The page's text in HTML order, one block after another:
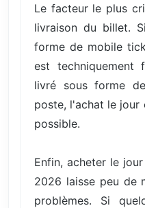
Le facteur le plus
livraison du billet.
forme de mobile
est techniquement
livré sous forme
poste, l'achat le jour
possible.
Enfin, acheter le
2026 laisse peu de
problèmes. Si